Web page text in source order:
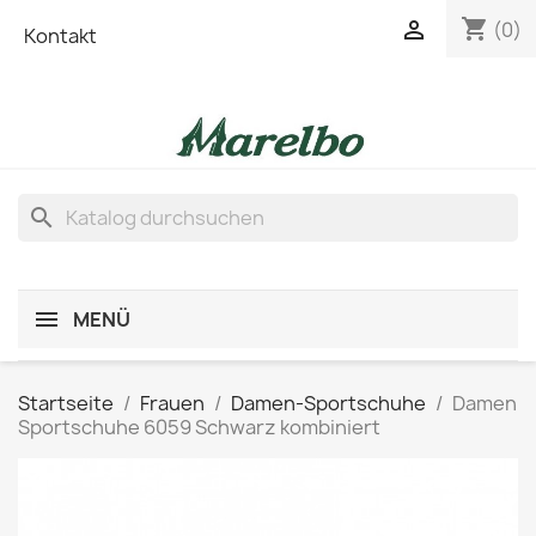
Kontakt shopping_cart (0)

search
MENÜ
Startseite Frauen Damen-Sportschuhe
Damen
Sportschuhe 6059 Schwarz kombiniert